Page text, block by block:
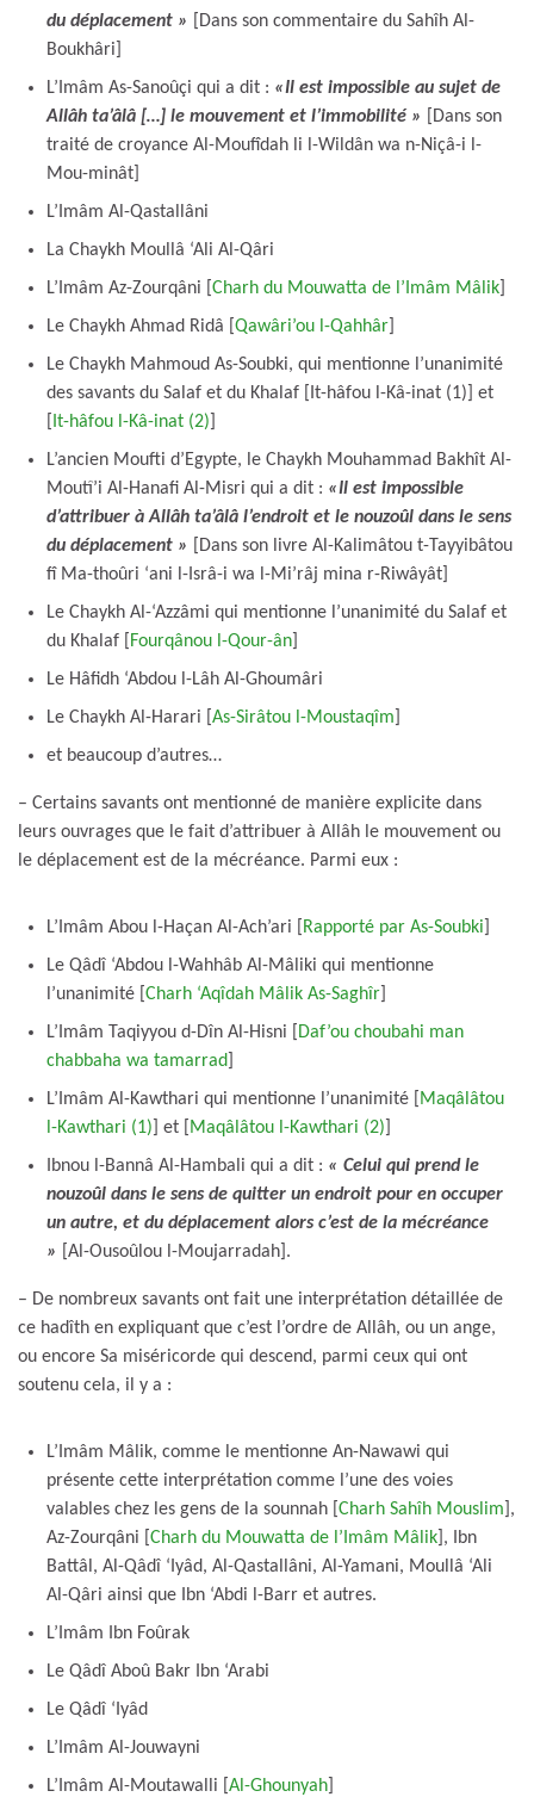
du déplacement »
[Dans son commentaire du Sahîh Al-
Boukhâri]
L’Imâm As-Sanoûçi qui a dit : «Il est impossible au sujet de
Allâh ta’âlâ […] le mouvement et l’immobilité »
[Dans son
traité de croyance Al-Moufîdah li l-Wildân wa n-Niçâ-i l-
Mou-minât]
L’Imâm Al-Qastallâni
La Chaykh Moullâ ‘Ali Al-Qâri
L’Imâm Az-Zourqâni [ Charh du Mouwatta de l’Imâm Mâlik
Le Chaykh Ahmad Ridâ [ Qawâri’ou l-Qahhâr
Le Chaykh Mahmoud As-Soubki, qui mentionne l’unanimité
des savants du Salaf et du Khalaf [It-hâfou l-Kâ-inat (1)] et
It-hâfou l-Kâ-inat (2)
L’ancien Moufti d’Egypte, le Chaykh Mouhammad Bakhît Al-
Moutî’i Al-Hanafi Al-Misri qui a dit : «Il est impossible
d’attribuer à Allâh ta’âlâ l’endroit et le nouzoûl dans le sens
du déplacement »
[Dans son livre Al-Kalimâtou t-Tayyibâtou
fî Ma-thoûri ‘ani l-Isrâ-i wa l-Mi’râj mina r-Riwâyât]
Le Chaykh Al-‘Azzâmi qui mentionne l’unanimité du Salaf et
du Khalaf [
Fourqânou l-Qour-ân
Le Hâfidh ‘Abdou l-Lâh Al-Ghoumâri
Le Chaykh Al-Harari [ As-Sirâtou l-Moustaqîm
et beaucoup d’autres…
– Certains savants ont mentionné de manière explicite dans
leurs ouvrages que le fait d’attribuer à Allâh le mouvement ou
le déplacement est de la mécréance. Parmi eux :
L’Imâm Abou l-Haçan Al-Ach’ari [ Rapporté par As-Soubki
Le Qâdî ‘Abdou l-Wahhâb Al-Mâliki qui mentionne
l’unanimité [ Charh ‘Aqîdah Mâlik As-Saghîr
L’Imâm Taqiyyou d-Dîn Al-Hisni [
Daf’ou choubahi man
chabbaha wa tamarrad
L’Imâm Al-Kawthari qui mentionne l’unanimité [
Maqâlâtou
l-Kawthari (1) ] et [ Maqâlâtou l-Kawthari (2)
Ibnou l-Bannâ Al-Hambali qui a dit : « Celui qui prend le
nouzoûl dans le sens de quitter un endroit pour en occuper
un autre, et du déplacement alors c’est de la mécréance
»
[Al-Ousoûlou l-Moujarradah].
– De nombreux savants ont fait une interprétation détaillée de
ce hadîth en expliquant que c’est l’ordre de Allâh, ou un ange,
ou encore Sa miséricorde qui descend, parmi ceux qui ont
soutenu cela, il y a :
L’Imâm Mâlik, comme le mentionne An-Nawawi qui
présente cette interprétation comme l’une des voies
valables chez les gens de la sounnah [ Charh Sahîh Mouslim ],
Az-Zourqâni [ Charh du Mouwatta de l’Imâm Mâlik ], Ibn
Battâl, Al-Qâdî ‘Iyâd, Al-Qastallâni, Al-Yamani, Moullâ ‘Ali
Al-Qâri ainsi que Ibn ‘Abdi l-Barr et autres.
L’Imâm Ibn Foûrak
Le Qâdî Aboû Bakr Ibn ‘Arabi
Le Qâdî ‘Iyâd
L’Imâm Al-Jouwayni
L’Imâm Al-Moutawalli [ Al-Ghounyah